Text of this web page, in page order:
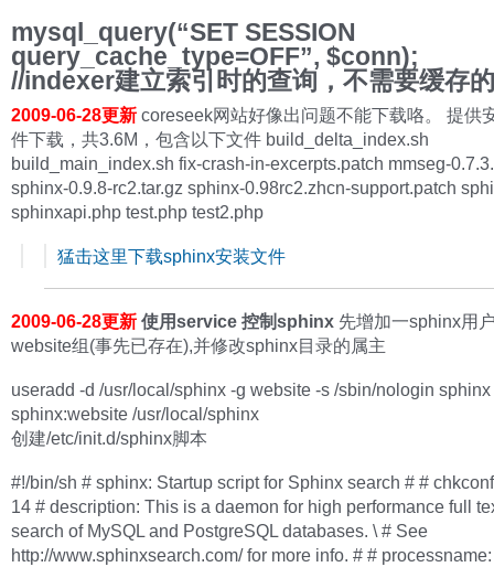
mysql_query(“SET SESSION
query_cache_type=OFF”, $conn);
//indexer建立索引时的查询，不需要缓存的
2009-06-28更新 coreseek网站好像出问题不能下载咯。 提供
件下载，共3.6M，包含以下文件 build_delta_index.sh
build_main_index.sh fix-crash-in-excerpts.patch mmseg-
sphinx-0.9.8-rc2.tar.gz sphinx-0.98rc2.zhcn-support.patch
sphinxapi.php test.php test2.php
猛击这里下载sphinx安装文件
2009-06-28更新 使用service 控制sphinx 先增加一sphinx用
website组(事先已存在),并修改sphinx目录的属主
useradd -d /usr/local/sphinx -g website -s /sbin/nologin
sphinx:website /usr/local/sphinx
创建/etc/init.d/sphinx脚本
#!/bin/sh # sphinx: Startup script for Sphinx search # #
14 # description: This is a daemon for high performance full
search of MySQL and PostgreSQL databases. \ # See
http://www.sphinxsearch.com/ for more info. # #